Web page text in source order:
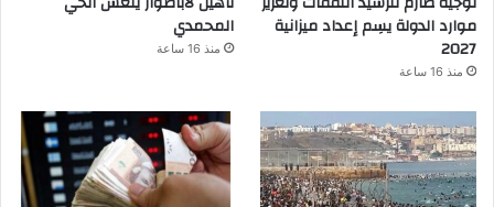
موارد الدولة يسِم إعداد ميزانية
2027
منذ 16 ساعة
المحمدي
منذ 16 ساعة